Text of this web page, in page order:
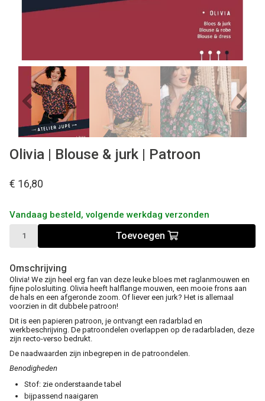
Previous
Olivia | Blouse & jurk | Patroon
€ 16,80
Vandaag besteld, volgende werkdag verzonden
Toevoegen
Omschrijving
Olivia! We zijn heel erg fan van deze leuke bloes met raglanmouwen en
fijne polosluiting. Olivia heeft halflange mouwen, een mooie frons aan
de hals en een afgeronde zoom. Of liever een jurk? Het is allemaal
voorzien in dit dubbele patroon!
Dit is een papieren patroon, je ontvangt een radarblad en
werkbeschrijving. De patroondelen overlappen op de radarbladen, deze
zijn recto-verso bedrukt.
De naadwaarden zijn inbegrepen in de patroondelen.
Benodigheden
Stof: zie onderstaande tabel
bijpassend naaigaren